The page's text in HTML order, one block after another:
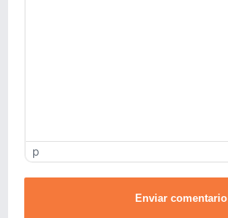
p
Enviar comentario